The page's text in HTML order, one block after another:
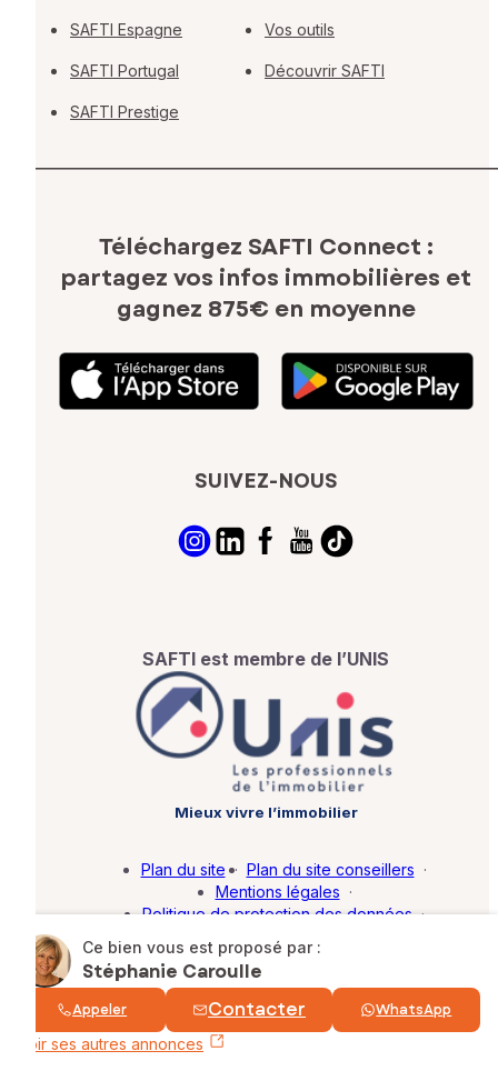
Ce bien vous est proposé par :
Stéphanie Caroulle
Appeler Contacter WhatsApp
Voir ses autres annonces
SAFTI Espagne
SAFTI Portugal
SAFTI Prestige
Vos outils
Découvrir SAFTI
Téléchargez SAFTI Connect :
partagez vos infos immobilières et
gagnez 875€ en moyenne
SUIVEZ-NOUS
SAFTI est membre de l’UNIS
Mieux vivre l’immobilier
© SAFTI 2026. Tous droits réservés.
Plan du site · Plan du site conseillers ·
Mentions légales ·
Politique de protection des données ·